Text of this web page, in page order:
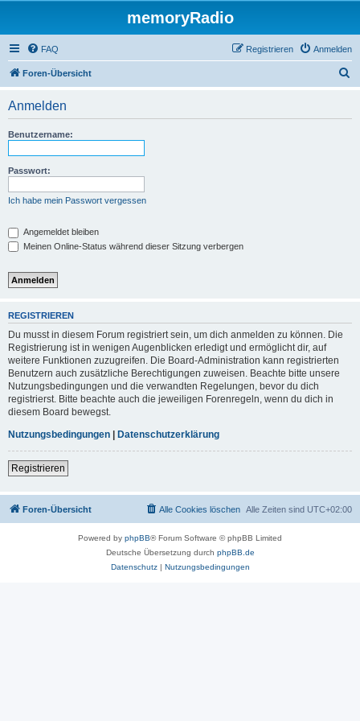
memoryRadio
FAQ Anmelden
Registrieren
Foren-Übersicht
Anmelden
Benutzername:
Passwort:
Ich habe mein Passwort vergessen
Angemeldet bleiben
Meinen Online-Status während dieser Sitzung verbergen
REGISTRIEREN
Du musst in diesem Forum registriert sein, um dich anmelden zu können. Die
Registrierung ist in wenigen Augenblicken erledigt und ermöglicht dir, auf
weitere Funktionen zuzugreifen. Die Board-Administration kann registrierten
Benutzern auch zusätzliche Berechtigungen zuweisen. Beachte bitte unsere
Nutzungsbedingungen und die verwandten Regelungen, bevor du dich
registrierst. Bitte beachte auch die jeweiligen Forenregeln, wenn du dich in
diesem Board bewegst.
Nutzungsbedingungen | Datenschutzerklärung
Registrieren
Foren-Übersicht Alle Zeiten sind UTC+02:00
Alle Cookies löschen
Powered by phpBB® Forum Software © phpBB Limited
Deutsche Übersetzung durch phpBB.de
Datenschutz| Nutzungsbedingungen